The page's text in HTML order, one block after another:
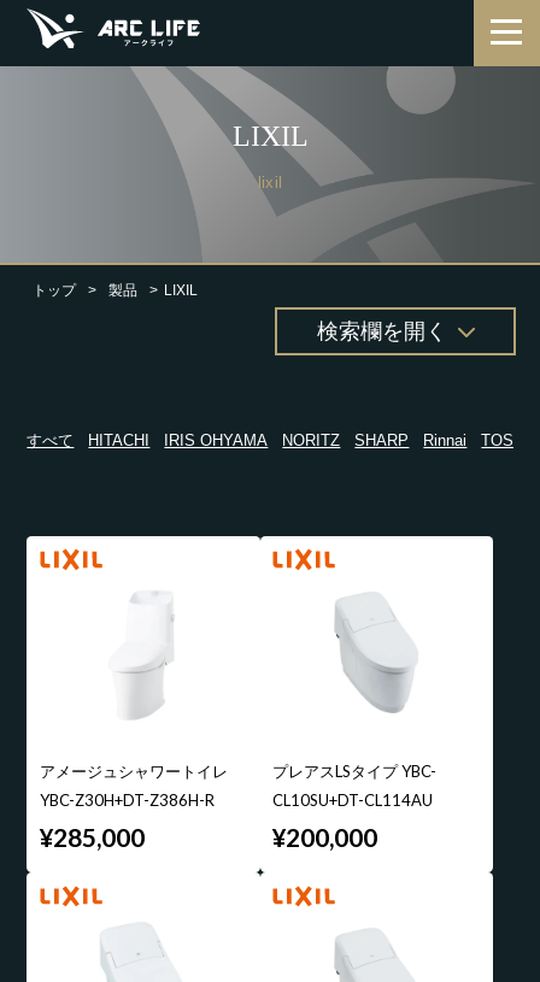
トップ 製品 LIXIL
LIXIL
lixil
検索欄を開く
すべて HITACHI IRIS OHYAMA NORITZ SHARP Rinnai
アメージュシャワートイレ
YBC-Z30H+DT-Z386H-R
¥285,000
プレアスLSタイプ YBC-
CL10SU+DT-CL114AU
¥200,000